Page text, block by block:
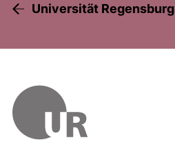
Universität Regensburg